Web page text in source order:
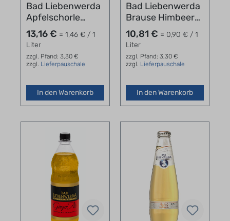
Bad Liebenwerda
Apfelschorle
Naturtrüb 12 x
0,75 l
13,16 € = 1,46 € / 1
Liter
zzgl. Pfand: 3,30 €
zzgl. Lieferpauschale
In den Warenkorb
Bad Liebenwerda
Brause Himbeer
Kasten 12x1l
10,81 € = 0,90 € / 1
Liter
zzgl. Pfand: 3,30 €
zzgl. Lieferpauschale
In den Warenkorb